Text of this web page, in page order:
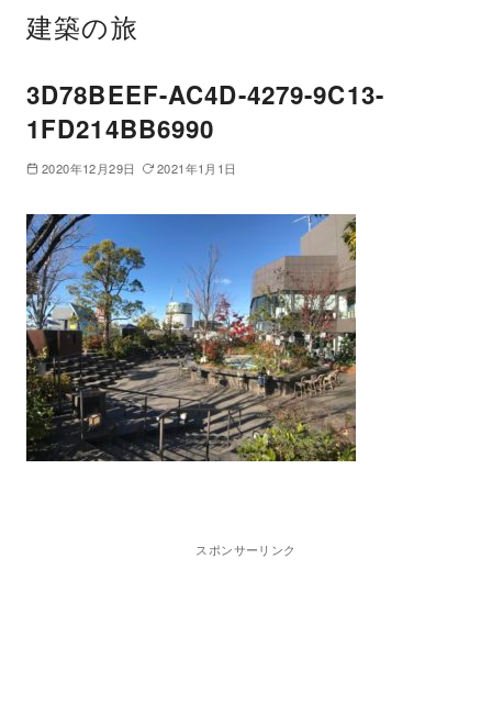
建築の旅
3D78BEEF-AC4D-4279-9C13-
1FD214BB6990
2020年12月29日 2021年1月1日
スポンサーリンク